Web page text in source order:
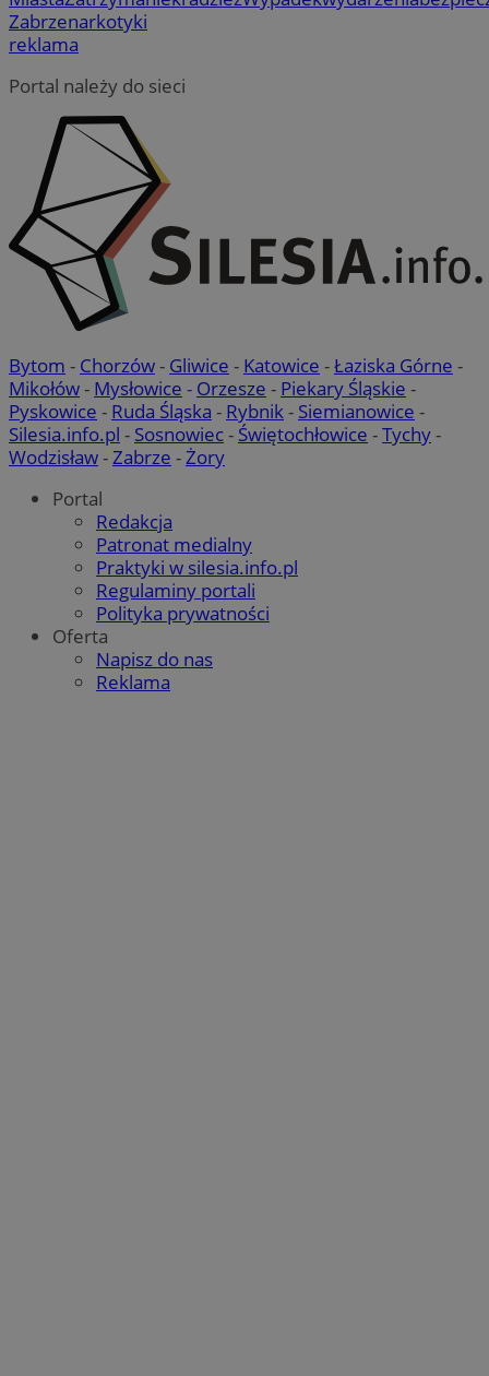
Zabrzenarkotyki
reklama
Portal należy do sieci
Bytom - Chorzów- Gliwice - Katowice -Łaziska Górne -
Mikołów- Mysłowice - Orzesze - Piekary Śląskie -
Pyskowice - Ruda Śląska - Rybnik- Siemianowice -
Silesia.info.pl - Sosnowiec- Świętochłowice -Tychy-
Wodzisław-Zabrze -Żory
Portal
Redakcja
Patronat medialny
Praktyki w silesia.info.pl
Regulaminy portali
Polityka prywatności
Oferta
Napisz do nas
Reklama